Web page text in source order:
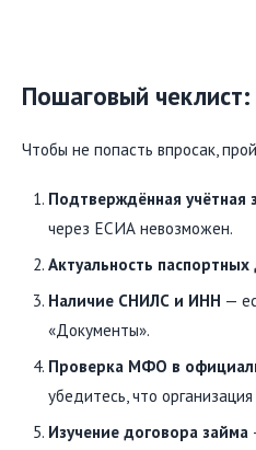
Пошаговый чеклист:
Чтобы не попасть впросак,
Подтверждённая учётная
через ЕСИА невозможен.
Актуальность
Наличие СНИЛС и ИНН —
«Документы».
Проверка МФО в
убедитесь, что организация
Изучение договора займа